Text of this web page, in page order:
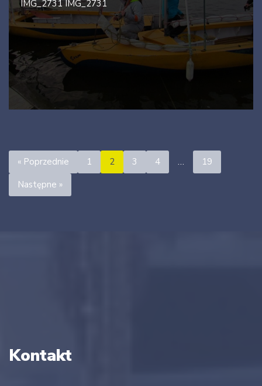
IMG_2731 IMG_2731
« Poprzednie 1 2 3 4 …
19
Następne »
Kontakt